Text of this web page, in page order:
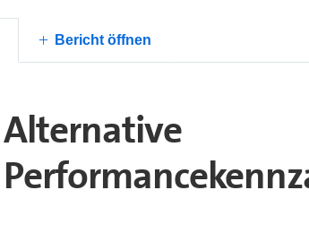
Bericht öffnen
Vorsorgevermögens und den aktuellen
mit Berücksichtigung der Risk-Sharing-
Alternative